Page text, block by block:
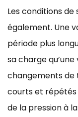
Les conditions
également. Une
période plus
sa charge
changements de
courts et répétés
de la pression à